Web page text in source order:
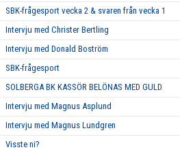
SBK-frågesport vecka 2 & svaren från vecka 1
Intervju med Christer Bertling
Intervju med Donald Boström
SBK-frågesport
SOLBERGA BK KASSÖR BELÖNAS MED GULD
Intervju med Magnus Asplund
Intervju med Magnus Lundgren
Visste ni?